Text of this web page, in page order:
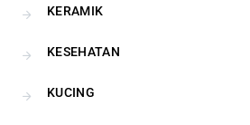
KERAMIK
KESEHATAN
KUCING